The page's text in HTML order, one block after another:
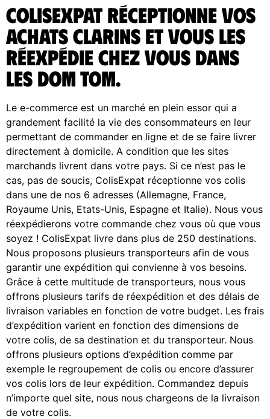
ColisExpat réceptionne vos
achats Clarins et vous les
réexpédie chez vous dans
les DOM TOM.
Le e-commerce est un marché en plein essor qui a
grandement facilité la vie des consommateurs en leur
permettant de commander en ligne et de se faire livrer
directement à domicile. A condition que les sites
marchands livrent dans votre pays. Si ce n’est pas le
cas, pas de soucis, ColisExpat réceptionne vos colis
dans une de nos 6 adresses (Allemagne, France,
Royaume Unis, Etats-Unis, Espagne et Italie). Nous vous
réexpédierons votre commande chez vous où que vous
soyez ! ColisExpat livre dans plus de 250 destinations.
Nous proposons plusieurs transporteurs afin de vous
garantir une expédition qui convienne à vos besoins.
Grâce à cette multitude de transporteurs, nous vous
offrons plusieurs tarifs de réexpédition et des délais de
livraison variables en fonction de votre budget. Les frais
d’expédition varient en fonction des dimensions de
votre colis, de sa destination et du transporteur. Nous
offrons plusieurs options d’expédition comme par
exemple le regroupement de colis ou encore d’assurer
vos colis lors de leur expédition. Commandez depuis
n’importe quel site, nous nous chargeons de la livraison
de votre colis.